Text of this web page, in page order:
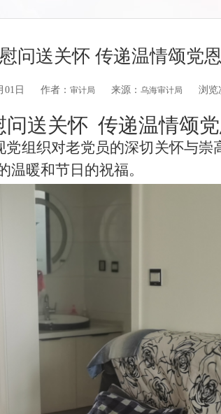
问送关怀 传递温情颂党恩
01日 作者： 审计局 来源： 乌海审计局 浏览
问送关怀 传递温情颂
党组织对老党员的深切关怀与崇
暖和节日的祝福。